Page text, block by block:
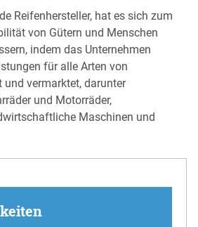
Reifenhersteller, hat es sich zum
von Gütern und Menschen
indem das Unternehmen
für alle Arten von
und vermarktet, darunter
und Motorräder,
Maschinen und